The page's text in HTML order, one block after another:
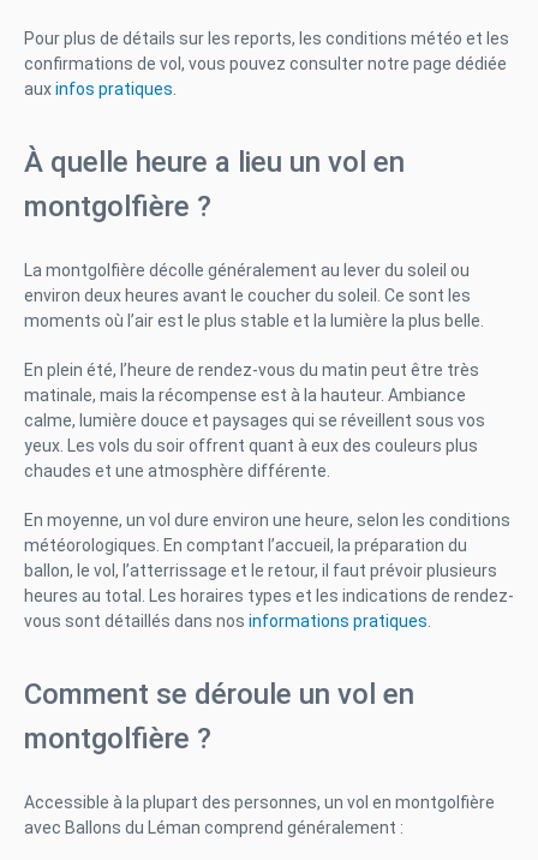
Pour plus de détails sur les reports, les conditions météo et les
confirmations de vol, vous pouvez consulter notre page dédiée
auxinfos pratiques
À quelle heure a lieu un vol en
montgolfière ?
La montgolfière décolle généralement au lever du soleil ou
environ deux heures avant le coucher du soleil. Ce sont les
moments où l’air est le plus stable et la lumière la plus belle.
En plein été, l’heure de rendez-vous du matin peut être très
matinale, mais la récompense est à la hauteur. Ambiance
calme, lumière douce et paysages qui se réveillent sous vos
yeux. Les vols du soir offrent quant à eux des couleurs plus
chaudes et une atmosphère différente.
En moyenne, un vol dure environ une heure, selon les conditions
météorologiques. En comptant l’accueil, la préparation du
ballon, le vol, l’atterrissage et le retour, il faut prévoir plusieurs
heures au total. Les horaires types et les indications de rendez-
vous sont détaillés dans nos informations pratiques
Comment se déroule un vol en
montgolfière ?
Accessible à la plupart des personnes, un vol en montgolfière
avec Ballons du Léman comprend généralement :